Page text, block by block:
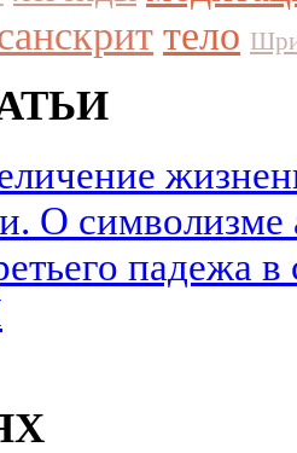
тело
О символизме
падежа в